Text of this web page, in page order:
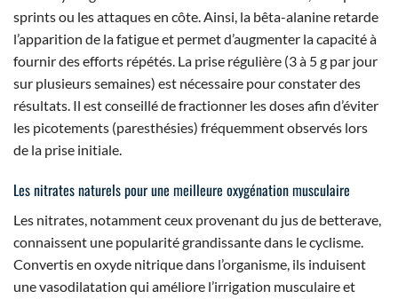
sprints ou les attaques en côte. Ainsi, la bêta-alanine retarde
l’apparition de la fatigue et permet d’augmenter la capacité à
fournir des efforts répétés. La prise régulière (3 à 5 g par jour
sur plusieurs semaines) est nécessaire pour constater des
résultats. Il est conseillé de fractionner les doses afin d’éviter
les picotements (paresthésies) fréquemment observés lors
de la prise initiale.
Les nitrates naturels pour une meilleure oxygénation musculaire
Les nitrates, notamment ceux provenant du jus de betterave,
connaissent une popularité grandissante dans le cyclisme.
Convertis en oxyde nitrique dans l’organisme, ils induisent
une vasodilatation qui améliore l’irrigation musculaire et